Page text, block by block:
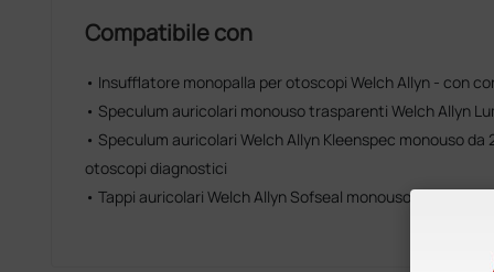
Compatibile con
• Insufflatore monopalla per otoscopi Welch Allyn - con
• Speculum auricolari monouso trasparenti Welch Allyn
• Speculum auricolari Welch Allyn Kleenspec monouso da
otoscopi diagnostici
• Tappi auricolari Welch Allyn Sofseal monouso 2,3-4 mm